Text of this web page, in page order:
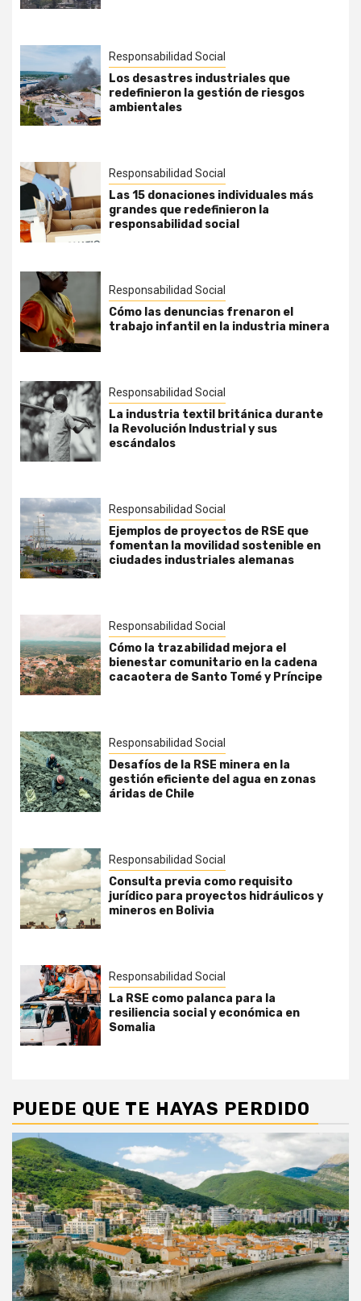
Responsabilidad Social
Los desastres industriales que
redefinieron la gestión de riesgos
ambientales
Responsabilidad Social
Las 15 donaciones individuales más
grandes que redefinieron la
responsabilidad social
Responsabilidad Social
Cómo las denuncias frenaron el
trabajo infantil en la industria minera
Responsabilidad Social
La industria textil británica durante
la Revolución Industrial y sus
escándalos
Responsabilidad Social
Ejemplos de proyectos de RSE que
fomentan la movilidad sostenible en
ciudades industriales alemanas
Responsabilidad Social
Cómo la trazabilidad mejora el
bienestar comunitario en la cadena
cacaotera de Santo Tomé y Príncipe
Responsabilidad Social
Desafíos de la RSE minera en la
gestión eficiente del agua en zonas
áridas de Chile
Responsabilidad Social
Consulta previa como requisito
jurídico para proyectos hidráulicos y
mineros en Bolivia
Responsabilidad Social
La RSE como palanca para la
resiliencia social y económica en
Somalia
PUEDE QUE TE HAYAS PERDIDO